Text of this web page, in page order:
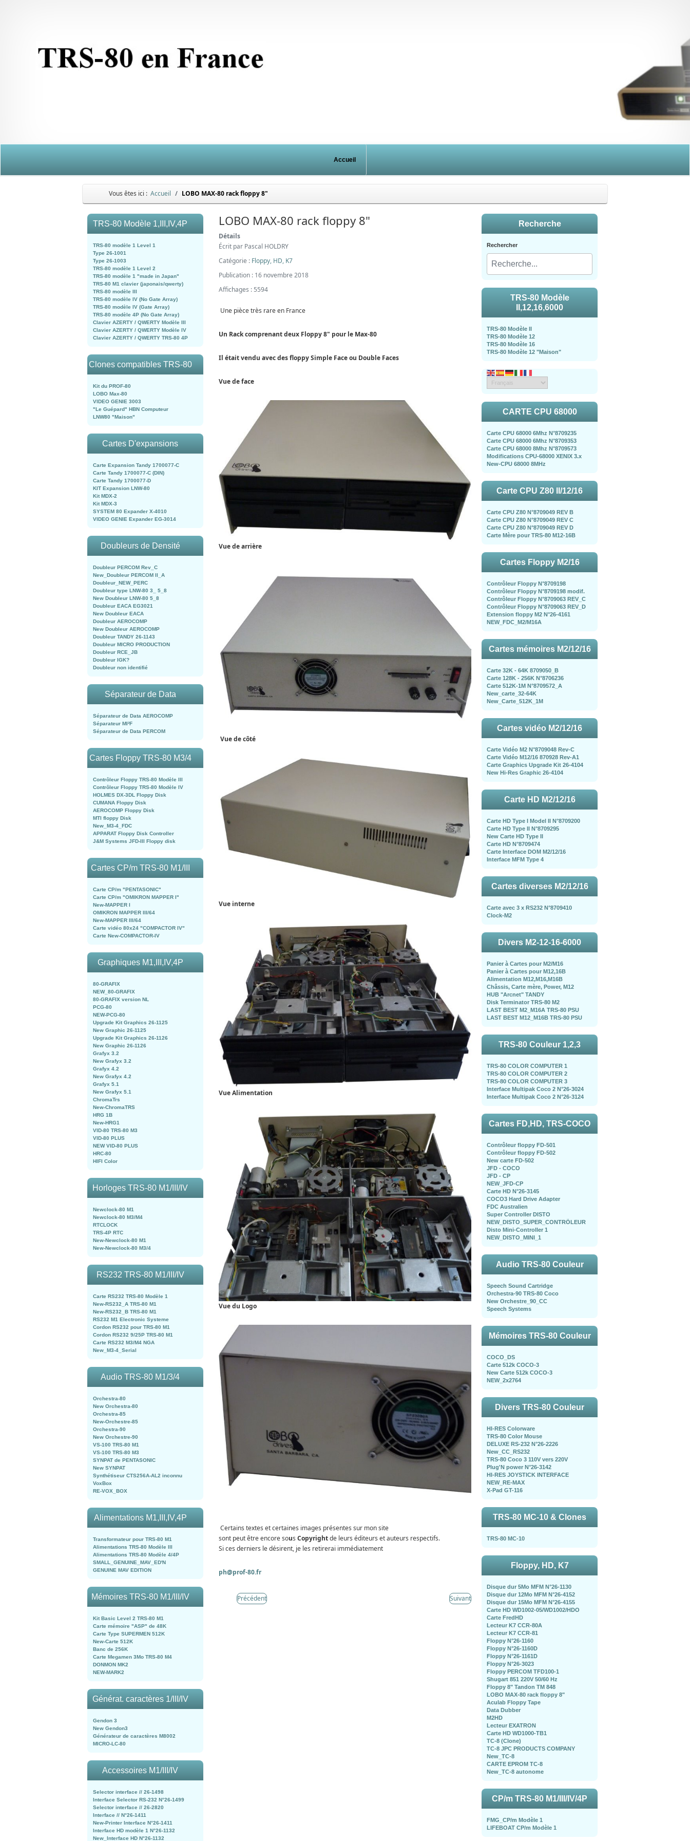
Accueil
Vous êtes ici : Accueil LOBO MAX-80 rack floppy 8"
TRS-80 Modèle 1,III,IV,4P
TRS-80 modèle 1 Level 1
Type 26-1001
Type 26-1003
TRS-80 modèle 1 Level 2
TRS-80 modèle 1 "made in Japan"
TRS-80 M1 clavier (japonais/qwerty)
TRS-80 modèle III
TRS-80 modèle IV (No Gate Array)
TRS-80 modèle IV (Gate Array)
TRS-80 modèle 4P (No Gate Array)
Clavier AZERTY / QWERTY Modèle III
Clavier AZERTY / QWERTY Modèle IV
Clavier AZERTY / QWERTY TRS-80 4P
Clones compatibles TRS-80
Kit du PROF-80
LOBO Max-80
VIDEO GENIE 3003
"Le Guépard" HBN Computeur
LNW80 "Maison"
Cartes D'expansions
Carte Expansion Tandy 1700077-C
Carte Tandy 1700077-C (DIN)
Carte Tandy 1700077-D
KIT Expansion LNW-80
Kit MDX-2
Kit MDX-3
SYSTEM 80 Expander X-4010
VIDEO GENIE Expander EG-3014
Doubleurs de Densité
Doubleur PERCOM Rev_C
New_Doubleur PERCOM II_A
Doubleur_NEW_PERC
Doubleur type LNW-80 3_ 5_8
New Doubleur LNW-80 5_8
Doubleur EACA EG3021
New Doubleur EACA
Doubleur AEROCOMP
New Doubleur AEROCOMP
Doubleur TANDY 26-1143
Doubleur MICRO PRODUCTION
Doubleur RCE_JB
Doubleur IGK?
Doubleur non identifié
Séparateur de Data
Séparateur de Data AEROCOMP
Séparateur MI²F
Séparateur de Data PERCOM
Cartes Floppy TRS-80 M3/4
Contrôleur Floppy TRS-80 Modèle III
Contrôleur Floppy TRS-80 Modèle IV
HOLMES DX-3DL Floppy Disk
CUMANA Floppy Disk
AEROCOMP Floppy Disk
MTI floppy Disk
New_M3-4_FDC
APPARAT Floppy Disk Controller
J&M Systems JFD-III Floppy disk
Cartes CP/m TRS-80 M1/III
Carte CP/m "PENTASONIC"
Carte CP/m "OMIKRON MAPPER I"
New-MAPPER I
OMIKRON MAPPER III/64
New-MAPPER III/64
Carte vidéo 80x24 "COMPACTOR IV"
Carte New-COMPACTOR-IV
Graphiques M1,III,IV,4P
80-GRAFIX
NEW_80-GRAFIX
80-GRAFIX version NL
PCG-80
NEW-PCG-80
Upgrade Kit Graphics 26-1125
New Graphic 26-1125
Upgrade Kit Graphics 26-1126
New Graphic 26-1126
Grafyx 3.2
New Grafyx 3.2
Grafyx 4.2
New Grafyx 4.2
Grafyx 5.1
New Grafyx 5.1
ChromaTrs
New-ChromaTRS
HRG 1B
New-HRG1
VID-80 TRS-80 M3
VID-80 PLUS
NEW VID-80 PLUS
HRC-80
HIFI Color
Horloges TRS-80 M1/III/IV
Newclock-80 M1
Newclock-80 M3/M4
RTCLOCK
TRS-4P RTC
New-Newclock-80 M1
New-Newclock-80 M3/4
RS232 TRS-80 M1/III/IV
Carte RS232 TRS-80 Modèle 1
New-RS232_A TRS-80 M1
New-RS232_B TRS-80 M1
RS232 M1 Electronic Systeme
Cordon RS232 pour TRS-80 M1
Cordon RS232 9/25P TRS-80 M1
Carte RS232 M3/M4 NGA
New_M3-4_Serial
Audio TRS-80 M1/3/4
Orchestra-80
New Orchestra-80
Orchestra-85
New-Orchestre-85
Orchestra-90
New Orchestre-90
VS-100 TRS-80 M1
VS-100 TRS-80 M3
SYNPAT de PENTASONIC
New SYNPAT
Synthétiseur CTS256A-AL2 inconnu
VoxBox
RE-VOX_BOX
Alimentations M1,III,IV,4P
Transformateur pour TRS-80 M1
Alimentations TRS-80 Modèle III
Alimentations TRS-80 Modèle 4/4P
SMALL_GENUINE_MAV_ED'N
GENUINE MAV EDITION
Mémoires TRS-80 M1/III/IV
Kit Basic Level 2 TRS-80 M1
Carte mémoire "ASP" de 48K
Carte Type SUPERMEN 512K
New-Carte 512K
Banc de 256K
Carte Megamen 3Mo TRS-80 M4
DONMON MK2
NEW-MARK2
Générat. caractères 1/III/IV
Gendon 3
New Gendon3
Générateur de caractères M8002
MICRO-LC-80
Accessoires M1/III/IV
Selector interface // 26-1498
Interface Selector RS-232 N°26-1499
Selector interface // 26-2820
Interface // N°26-1411
New-Printer Interface N°26-1411
Interface HD modèle 1 N°26-1132
New_Interface HD N°26-1132
LOBO MAX-80 rack floppy 8"
Détails
Écrit par Pascal HOLDRY
Catégorie : Floppy, HD, K7
Publication : 16 novembre 2018
Affichages : 5594
Une pièce très rare en France
Un Rack comprenant deux Floppy 8" pour le Max-80
Il était vendu avec des floppy Simple Face ou Double Faces
Vue de face
Vue de arrière
Vue de côté
Vue interne
Vue Alimentation
Vue du Logo
Certains textes et certaines images présentes sur mon site
sont peut être encore sous Copyrightde leurs éditeurs et auteurs respectifs.
Si ces derniers le désirent, je les retirerai immédiatement
ph@prof-80.fr
Précédent Suivant
Recherche
Rechercher
TRS-80 Modèle
II,12,16,6000
TRS-80 Modèle II
TRS-80 Modèle 12
TRS-80 Modèle 16
TRS-80 Modèle 12 "Maison"
CARTE CPU 68000
Carte CPU 68000 6Mhz N°8709235
Carte CPU 68000 6Mhz N°8709353
Carte CPU 68000 8Mhz N°8709573
Modifications CPU-68000 XENIX 3.x
New-CPU 68000 8MHz
Carte CPU Z80 II/12/16
Carte CPU Z80 N°8709049 REV B
Carte CPU Z80 N°8709049 REV C
Carte CPU Z80 N°8709049 REV D
Carte Mère pour TRS-80 M12-16B
Cartes Floppy M2/16
Contrôleur Floppy N°8709198
Contrôleur Floppy N°8709198 modif.
Contrôleur Floppy N°8709063 REV_C
Contrôleur Floppy N°8709063 REV_D
Extension floppy M2 N°26-4161
NEW_FDC_M2/M16A
Cartes mémoires M2/12/16
Carte 32K - 64K 8709050_B
Carte 128K - 256K N°8706236
Carte 512K-1M N°8709572_A
New_carte_32-64K
New_Carte_512K_1M
Cartes vidéo M2/12/16
Carte Vidéo M2 N°8709048 Rev-C
Carte Vidéo M12/16 870928 Rev-A1
Carte Graphics Upgrade Kit 26-4104
New Hi-Res Graphic 26-4104
Carte HD M2/12/16
Carte HD Type I Model II N°8709200
Carte HD Type II N°8709295
New Carte HD Type II
Carte HD N°8709474
Carte Interface DOM M2/12/16
Interface MFM Type 4
Cartes diverses M2/12/16
Carte avec 3 x RS232 N°8709410
Clock-M2
Divers M2-12-16-6000
Panier à Cartes pour M2/M16
Panier à Cartes pour M12,16B
Alimentation M12,M16,M16B
Châssis, Carte mère, Power, M12
HUB "Arcnet" TANDY
Disk Terminator TRS-80 M2
LAST BEST M2_M16A TRS-80 PSU
LAST BEST M12_M16B TRS-80 PSU
TRS-80 Couleur 1,2,3
TRS-80 COLOR COMPUTER 1
TRS-80 COLOR COMPUTER 2
TRS-80 COLOR COMPUTER 3
Interface Multipak Coco 2 N°26-3024
Interface Multipak Coco 2 N°26-3124
Cartes FD,HD, TRS-COCO
Contrôleur floppy FD-501
Contrôleur floppy FD-502
New carte FD-502
JFD - COCO
JFD - CP
NEW_JFD-CP
Carte HD N°26-3145
COCO3 Hard Drive Adapter
FDC Australien
Super Controller DISTO
NEW_DISTO_SUPER_CONTRÖLEUR
Disto Mini-Controller 1
NEW_DISTO_MINI_1
Audio TRS-80 Couleur
Speech Sound Cartridge
Orchestra-90 TRS-80 Coco
New Orchestre_90_CC
Speech Systems
Mémoires TRS-80 Couleur
COCO_DS
Carte 512k COCO-3
New Carte 512k COCO-3
NEW_2x2764
Divers TRS-80 Couleur
HI-RES Colorware
TRS-80 Color Mouse
DELUXE RS-232 N°26-2226
New_CC_RS232
TRS-80 Coco 3 110V vers 220V
Plug'N power N°26-3142
HI-RES JOYSTICK INTERFACE
NEW_RE-MAX
X-Pad GT-116
TRS-80 MC-10 & Clones
TRS-80 MC-10
Floppy, HD, K7
Disque dur 5Mo MFM N°26-1130
Disque dur 12Mo MFM N°26-4152
Disque dur 15Mo MFM N°26-4155
Carte HD WD1002-05/WD1002/HDO
Carte FredHD
Lecteur K7 CCR-80A
Lecteur K7 CCR-81
Floppy N°26-1160
Floppy N°26-1160D
Floppy N°26-1161D
Floppy N°26-3023
Floppy PERCOM TFD100-1
Shugart 851 220V 50/60 Hz
Floppy 8" Tandon TM 848
LOBO MAX-80 rack floppy 8"
Aculab Floppy Tape
Data Dubber
M2HD
Lecteur EXATRON
Carte HD WD1000-TB1
TC-8 (Clone)
TC-8 JPC PRODUCTS COMPANY
New_TC-8
CARTE EPROM TC-8
New_TC-8 autonome
CP/m TRS-80 M1/III/IV/4P
FMG_CP/m Modèle 1
LIFEBOAT CP/m Modèle 1